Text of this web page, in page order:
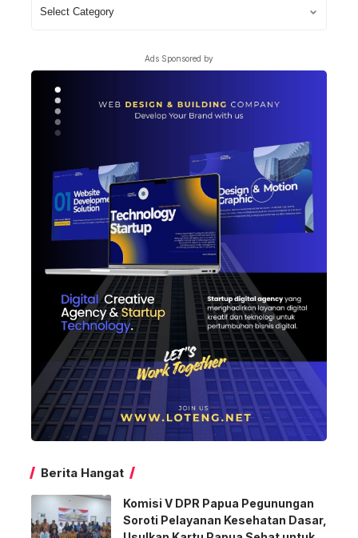
Nirmeke
Ads Sponsored by
Berita Hangat
Komisi V DPR Papua Pegunungan
Soroti Pelayanan Kesehatan Dasar,